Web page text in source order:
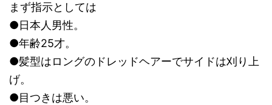
まず指示としては
●日本人男性。
●年齢25才。
●髪型はロングのドレッドヘアーでサイドは刈り上
げ。
●目つきは悪い。